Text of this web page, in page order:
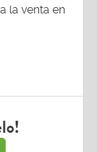
la venta en